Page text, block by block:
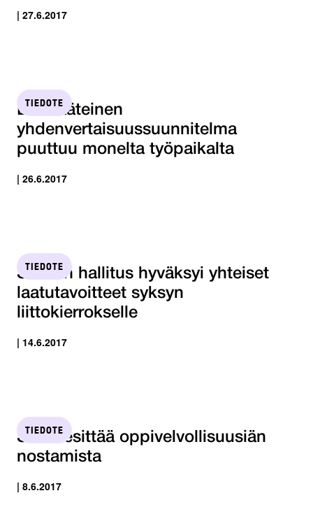
| 27.6.2017
TIEDOTE
Lakisääteinen
yhdenvertaisuussuunnitelma
puuttuu monelta työpaikalta
| 26.6.2017
TIEDOTE
STTK:n hallitus hyväksyi yhteiset
laatutavoitteet syksyn
liittokierrokselle
| 14.6.2017
TIEDOTE
STTK esittää oppivelvollisuusiän
nostamista
| 8.6.2017